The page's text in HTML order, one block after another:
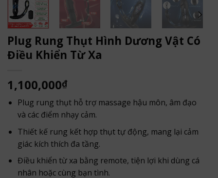
Plug Rung Thụt Hình Dương Vật Có
Điều Khiển Từ Xa
1,100,000₫
Plug rung thụt hỗ trợ massage hậu môn, âm đạo
và các điểm nhạy cảm.
Thiết kế rung kết hợp thụt tự động, mang lại cảm
giác kích thích đa tầng.
Điều khiển từ xa bằng remote, tiện lợi khi dùng cá
nhân hoặc cùng bạn tình.